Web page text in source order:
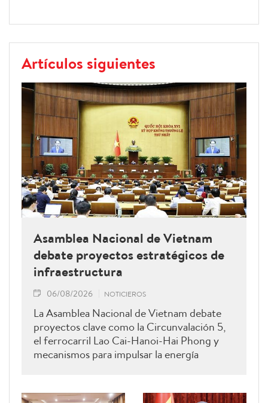
Artículos siguientes
Asamblea Nacional de Vietnam
debate proyectos estratégicos de
infraestructura
06/08/2026 NOTICIEROS
La Asamblea Nacional de Vietnam debate
proyectos clave como la Circunvalación 5,
el ferrocarril Lao Cai-Hanoi-Hai Phong y
mecanismos para impulsar la energía